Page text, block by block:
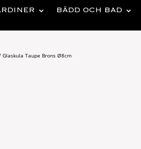
BÄDD OCH BAD
Glaskula Taupe Brons Ø8cm